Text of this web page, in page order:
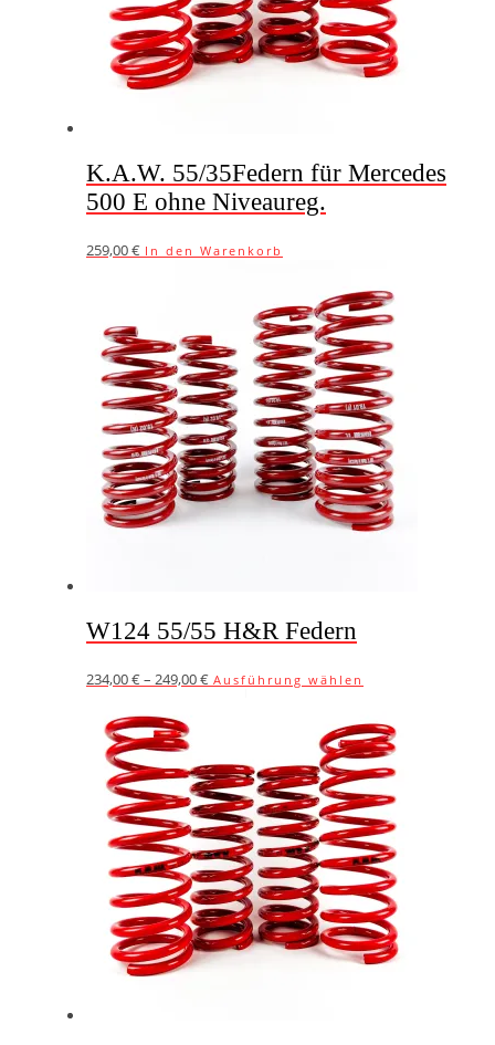
K.A.W. 55/35Federn für Mercedes
500 E ohne Niveaureg.
259,00€ In den Warenkorb
W124 55/55 H&R Federn
234,00€– 249,00€ Ausführung wählen
weist
mehrere
Varianten
auf.
Die
Optionen
können
auf
der
Produktseite
gewählt
werden